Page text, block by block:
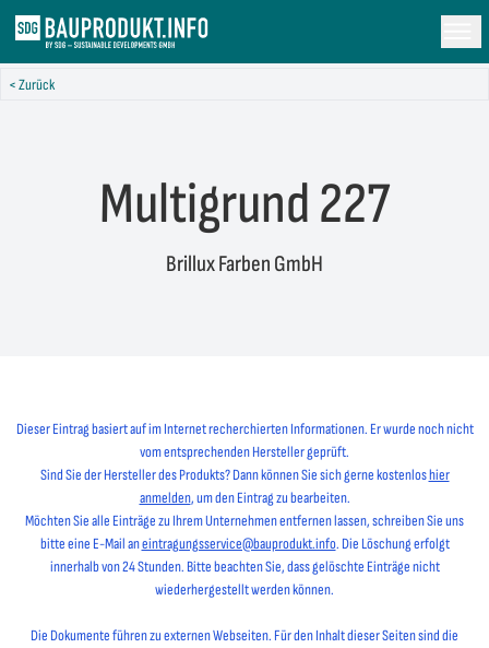
< Zurück
Multigrund 227
Brillux Farben GmbH
Dieser Eintrag basiert auf im Internet recherchierten Informationen. Er wurde noch nicht
vom entsprechenden Hersteller geprüft.
Sind Sie der Hersteller des Produkts? Dann können Sie sich gerne kostenloshier
anmelden, um den Eintrag zu bearbeiten.
Möchten Sie alle Einträge zu Ihrem Unternehmen entfernen lassen, schreiben Sie uns
bitte eine E-Mail aneintragungsservice@bauprodukt.info. Die Löschung erfolgt
innerhalb von 24 Stunden. Bitte beachten Sie, dass gelöschte Einträge nicht
wiederhergestellt werden können.
Die Dokumente führen zu externen Webseiten. Für den Inhalt dieser Seiten sind die